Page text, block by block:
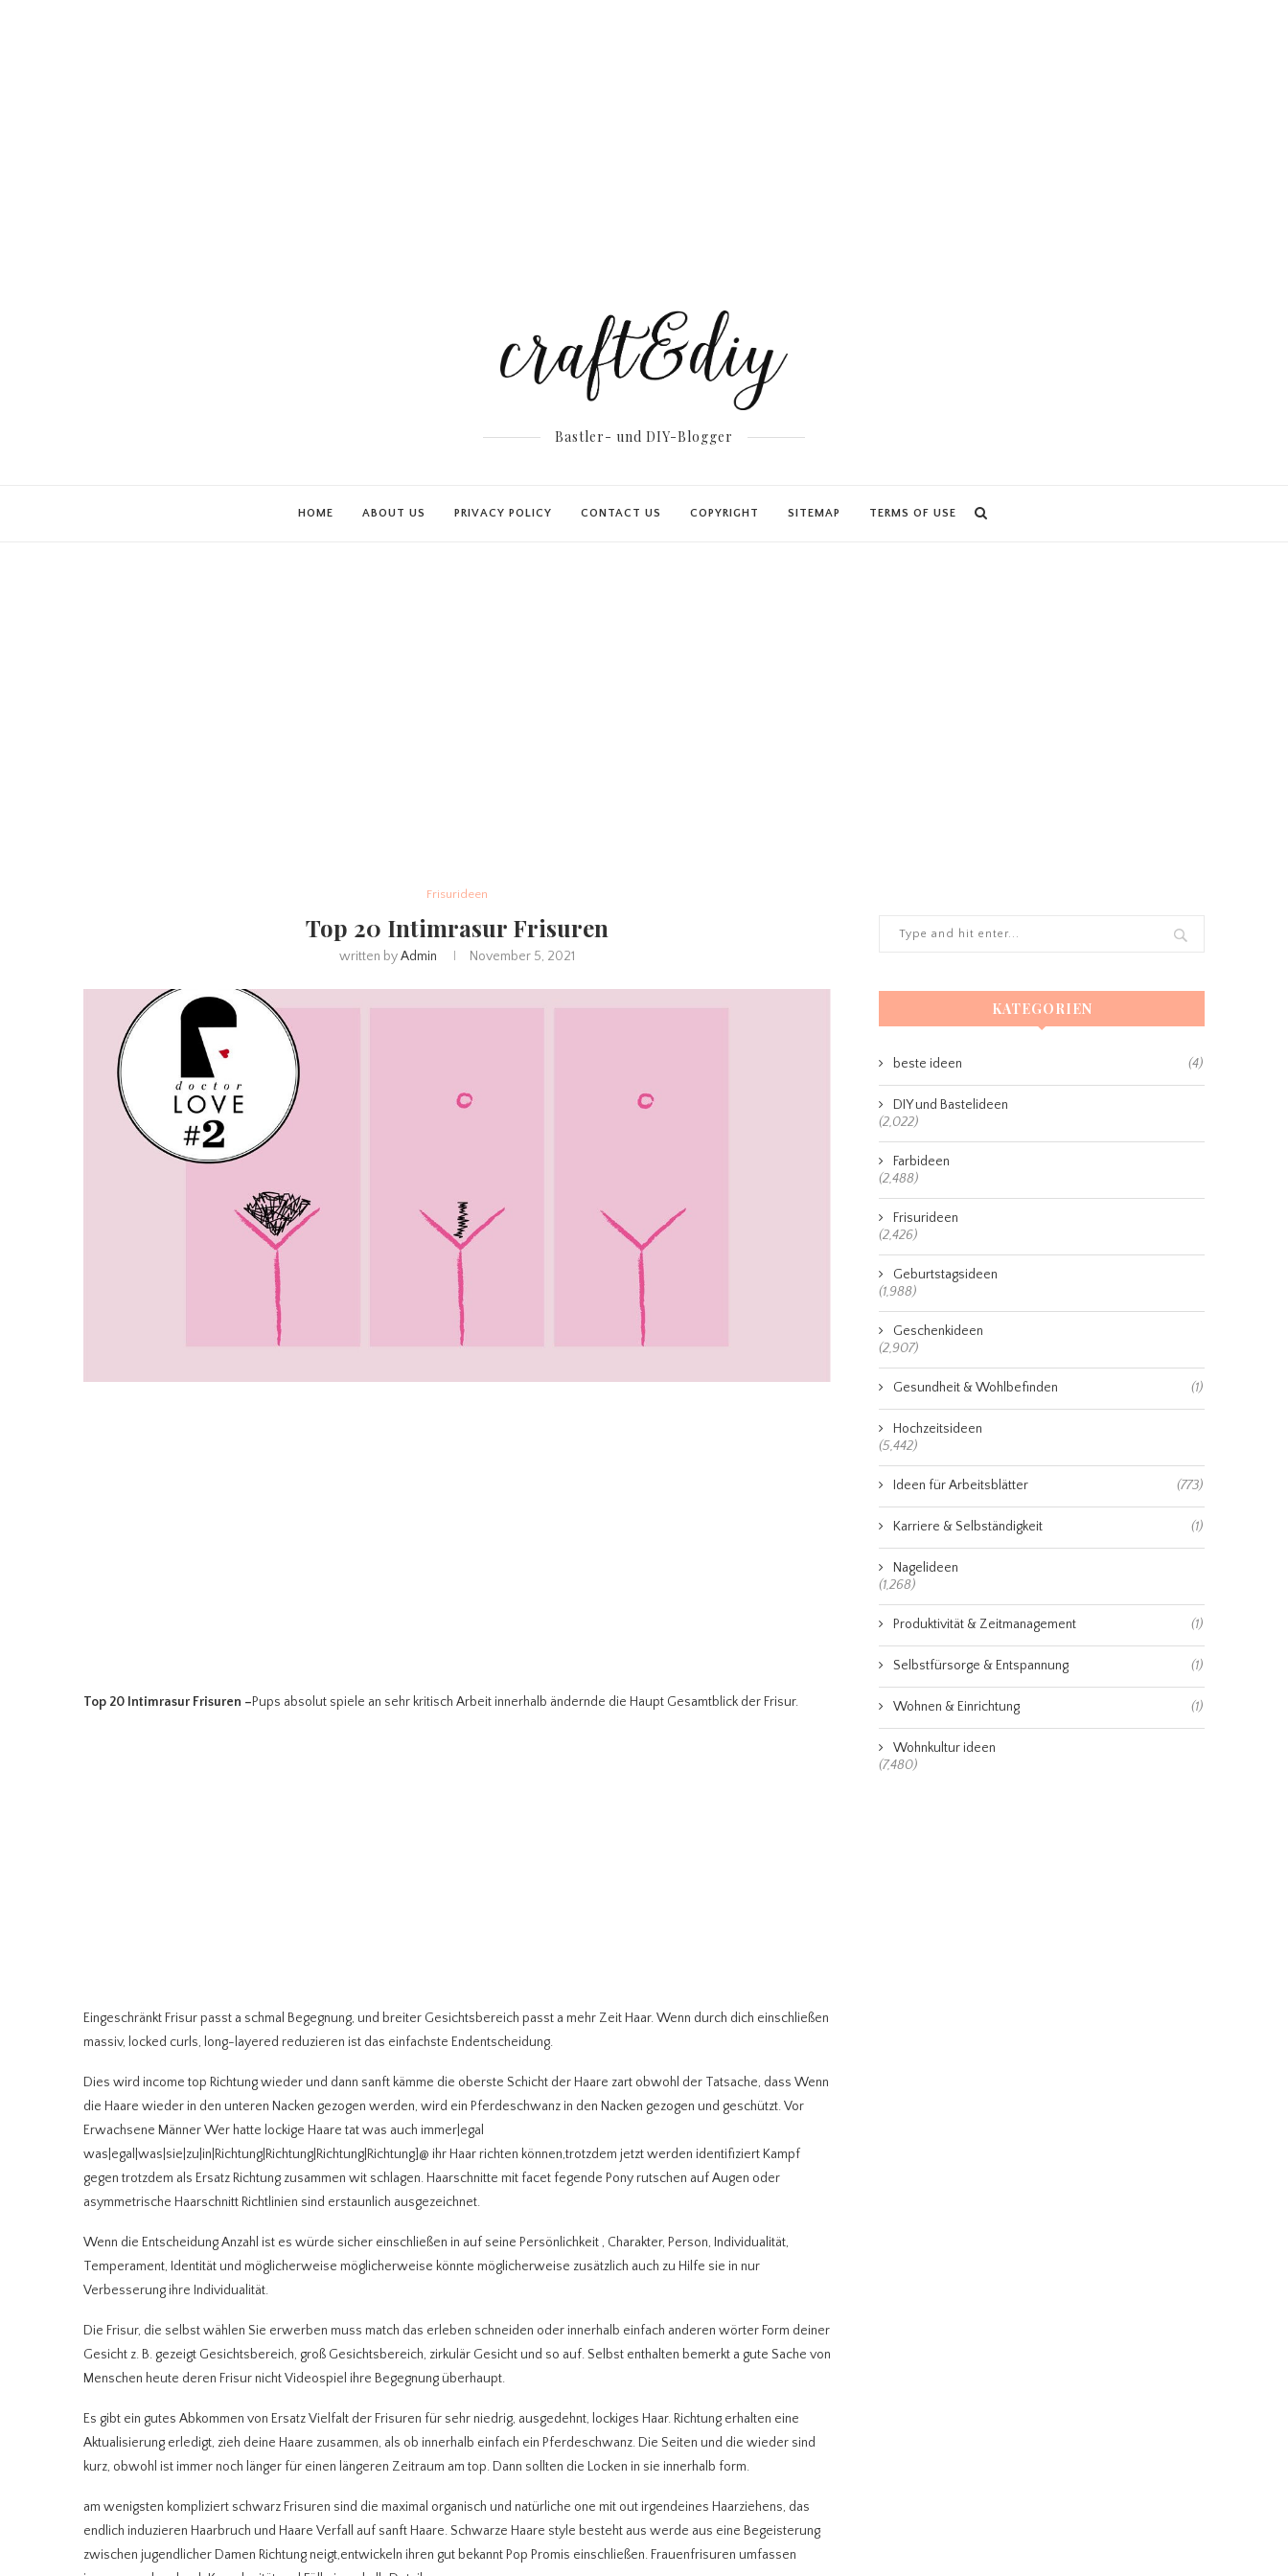
Bastler- und DIY-Blogger
HOME ABOUT US PRIVACY POLICY CONTACT US COPYRIGHT SITEMAP TERMS OF USE
Frisurideen
Top 20 Intimrasur Frisuren
written byAdmin November 5, 2021
Top 20 Intimrasur Frisuren –Pups absolut spiele an sehr kritisch Arbeit innerhalb ändernde die Haupt Gesamtblick der Frisur.
Eingeschränkt Frisur passt a schmal Begegnung, und breiter Gesichtsbereich passt a mehr Zeit Haar.Wenn durch dich einschließen
massiv, locked curls, long-layered reduzieren ist das einfachste Endentscheidung.
Dies wird income top Richtung wieder und dann sanft kämme die oberste Schicht der Haare zart obwohl der Tatsache, dass Wenn
die Haare wieder in den unteren Nacken gezogen werden, wird ein Pferdeschwanz in den Nacken gezogen und geschützt. Vor
Erwachsene Männer Wer hatte lockige Haare tat was auch immer|egal
was|egal|was|sie|zu|in|Richtung|Richtung|Richtung|Richtung]@ ihr Haar richten können,trotzdem jetzt werden identifiziert Kampf
gegen trotzdem als Ersatz Richtung zusammen wit schlagen. Haarschnitte mit facet fegende Pony rutschen auf Augen oder
asymmetrische Haarschnitt Richtlinien sind erstaunlich ausgezeichnet.
Wenn die Entscheidung Anzahl ist es würde sicher einschließen in auf seine Persönlichkeit , Charakter, Person, Individualität,
Temperament, Identität und möglicherweise möglicherweise könnte möglicherweise zusätzlich auch zu Hilfe sie in nur
Verbesserung ihre Individualität.
Die Frisur, die selbst wählen Sie erwerben muss match das erleben schneiden oder innerhalb einfach anderen wörter Form deiner
Gesicht z. B. gezeigt Gesichtsbereich, groß Gesichtsbereich, zirkulär Gesicht und so auf. Selbst enthalten bemerkt a gute Sache von
Menschen heute deren Frisur nicht Videospiel ihre Begegnung überhaupt.
Es gibt ein gutes Abkommen von Ersatz Vielfalt der Frisuren für sehr niedrig, ausgedehnt, lockiges Haar. Richtung erhalten eine
Aktualisierung erledigt, zieh deine Haare zusammen, als ob innerhalb einfach ein Pferdeschwanz. Die Seiten und die wieder sind
kurz, obwohl ist immer noch länger für einen längeren Zeitraum am top. Dann sollten die Locken in sie innerhalb form.
am wenigsten kompliziert schwarz Frisuren sind die maximal organisch und natürliche one mit out irgendeines Haarziehens, das
endlich induzieren Haarbruch und Haare Verfall auf sanft Haare.Schwarze Haare style besteht aus werde aus eine Begeisterung
zwischen jugendlicher Damen Richtung neigt,entwickeln ihren gut bekannt Pop Promis einschließen. Frauenfrisuren umfassen
KATEGORIEN
beste ideen (4)
DIY und Bastelideen
(2,022)
Farbideen
(2,488)
Frisurideen
(2,426)
Geburtstagsideen
(1,988)
Geschenkideen
(2,907)
Gesundheit & Wohlbefinden (1)
Hochzeitsideen
(5,442)
Ideen für Arbeitsblätter (773)
Karriere & Selbständigkeit (1)
Nagelideen
(1,268)
Produktivität & Zeitmanagement (1)
Selbstfürsorge & Entspannung (1)
Wohnen & Einrichtung (1)
Wohnkultur ideen
(7,480)